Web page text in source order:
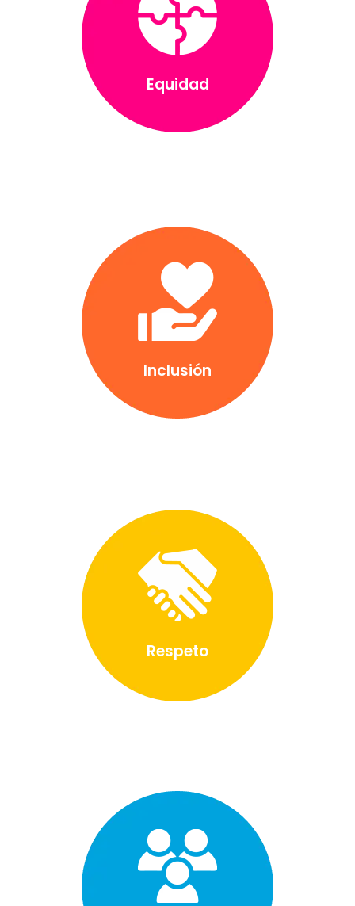
Equidad
Inclusión
Respeto